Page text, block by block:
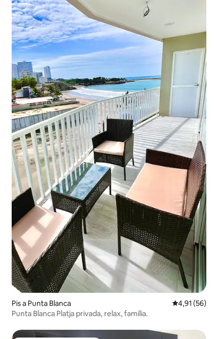
Pis a Punta Blanca 4,91 de
4,91 (56)
Punta Blanca Platja privada, relax, família.